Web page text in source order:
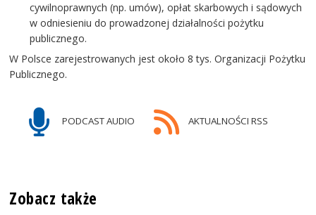
cywilnoprawnych (np. umów), opłat skarbowych i sądowych
w odniesieniu do prowadzonej działalności pożytku
publicznego.
W Polsce zarejestrowanych jest około 8 tys. Organizacji Pożytku
Publicznego.
PODCAST AUDIO AKTUALNOŚCI RSS
Zobacz także